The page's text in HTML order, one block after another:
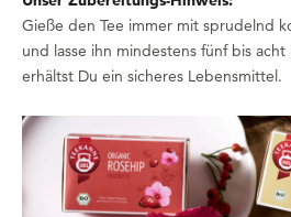
Gieße den Tee immer mit sprudelnd
und lasse ihn mindestens fünf bis
erhältst Du ein sicheres Lebensmittel.